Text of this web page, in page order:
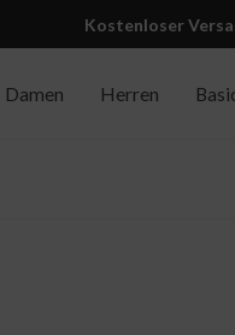
Kostenloser
Damen Herren